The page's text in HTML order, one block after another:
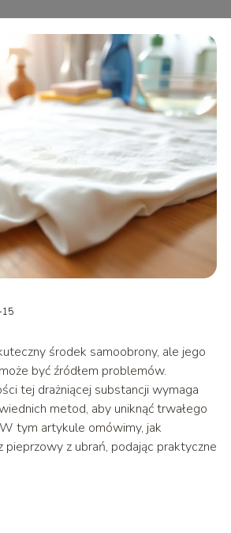
15
środek samoobrony, ale jego
być źródłem problemów.
tej drażniącej substancji wymaga
metod, aby uniknąć trwałego
tym artykule omówimy, jak
pieprzowy z ubrań, podając praktyczne